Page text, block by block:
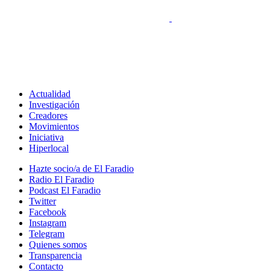
Actualidad
Investigación
Creadores
Movimientos
Iniciativa
Hiperlocal
Hazte socio/a de El Faradio
Radio El Faradio
Podcast El Faradio
Twitter
Facebook
Instagram
Telegram
Quienes somos
Transparencia
Contacto